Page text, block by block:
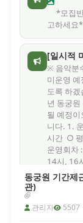
*모집반
고하세요*
[일시적
※ 음악분
미운영
도록 하
년 동궁
될 예정
니다. 1.
시간 ○
운영회차
14시, 16
회 , 회당
시간 마
라 임의
동궁원 기간제
관)
관리자 5507